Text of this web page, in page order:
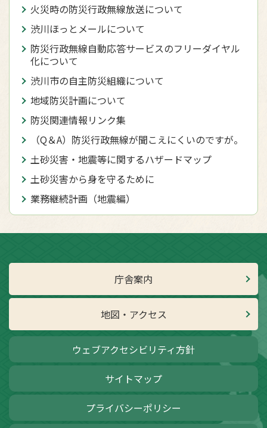
火災時の防災行政無線放送について
渋川ほっとメールについて
防災行政無線自動応答サービスのフリーダイヤル
化について
渋川市の自主防災組織について
地域防災計画について
防災関連情報リンク集
（Q＆A）防災行政無線が聞こえにくいのですが。
土砂災害・地震等に関するハザードマップ
土砂災害から身を守るために
業務継続計画（地震編）
庁舎案内
地図・アクセス
ウェブアクセシビリティ方針
サイトマップ
プライバシーポリシー